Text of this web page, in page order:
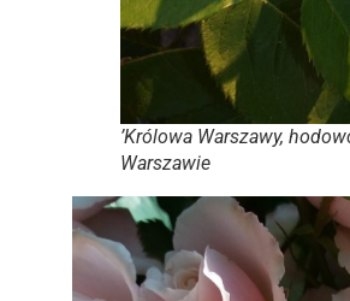
’Królowa Warszawy,
Warszawie